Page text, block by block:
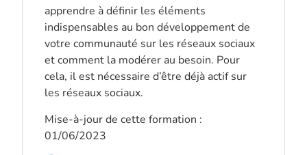
apprendre à définir les éléments
indispensables au bon développement de
votre communauté sur les réseaux sociaux
et comment la modérer au besoin. Pour
cela, il est nécessaire d’être déjà actif sur
les réseaux sociaux.
Mise-à-jour de cette formation :
01/06/2023